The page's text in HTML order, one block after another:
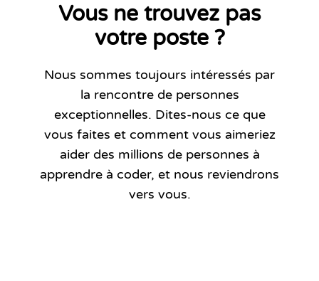
Vous ne trouvez pas
votre poste ?
Nous sommes toujours intéressés par
la rencontre de personnes
exceptionnelles. Dites-nous ce que
vous faites et comment vous aimeriez
aider des millions de personnes à
apprendre à coder, et nous reviendrons
vers vous.